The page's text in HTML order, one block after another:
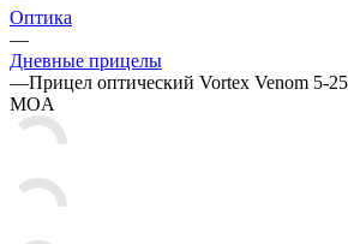
Оптика
—
Дневные прицелы
—Прицел оптический Vortex Venom 5-
MOA